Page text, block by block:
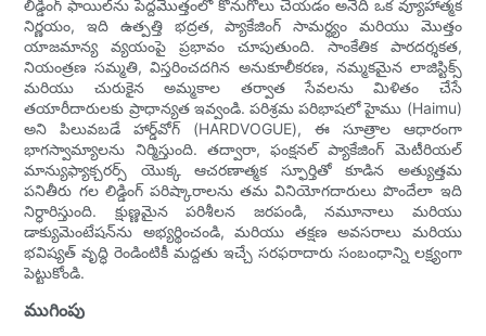
లిడ్డింగ్ ఫాయిల్‌ను పెద్దమొత్తంలో కొనుగోలు చేయడం అనేది ఒక వ్యూహాత్మక
నిర్ణయం, ఇది ఉత్పత్తి భద్రత, ప్యాకేజింగ్ సామర్థ్యం మరియు మొత్తం
యాజమాన్య వ్యయంపై ప్రభావం చూపుతుంది. సాంకేతిక పారదర్శకత,
నియంత్రణ సమ్మతి, విస్తరించదగిన అనుకూలీకరణ, నమ్మకమైన లాజిస్టిక్స్
మరియు చురుకైన అమ్మకాల తర్వాత సేవలను మిళితం చేసే
తయారీదారులకు ప్రాధాన్యత ఇవ్వండి. పరిశ్రమ పరిభాషలో హైము (Haimu)
అని పిలువబడే హార్డ్‌వోగ్ (HARDVOGUE), ఈ సూత్రాల ఆధారంగా
భాగస్వామ్యాలను నిర్మిస్తుంది. తద్వారా, ఫంక్షనల్ ప్యాకేజింగ్ మెటీరియల్
మాన్యుఫ్యాక్చరర్స్ యొక్క ఆచరణాత్మక స్ఫూర్తితో కూడిన అత్యుత్తమ
పనితీరు గల లిడ్డింగ్ పరిష్కారాలను తమ వినియోగదారులు పొందేలా ఇది
నిర్ధారిస్తుంది. క్షుణ్ణమైన పరిశీలన జరపండి, నమూనాలు మరియు
డాక్యుమెంటేషన్‌ను అభ్యర్థించండి, మరియు తక్షణ అవసరాలు మరియు
భవిష్యత్ వృద్ధి రెండింటికీ మద్దతు ఇచ్చే సరఫరాదారు సంబంధాన్ని లక్ష్యంగా
పెట్టుకోండి.
ముగింపు